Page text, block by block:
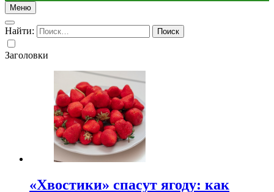
Меню
Найти:
Заголовки
«Хвостики» спасут ягоду: как